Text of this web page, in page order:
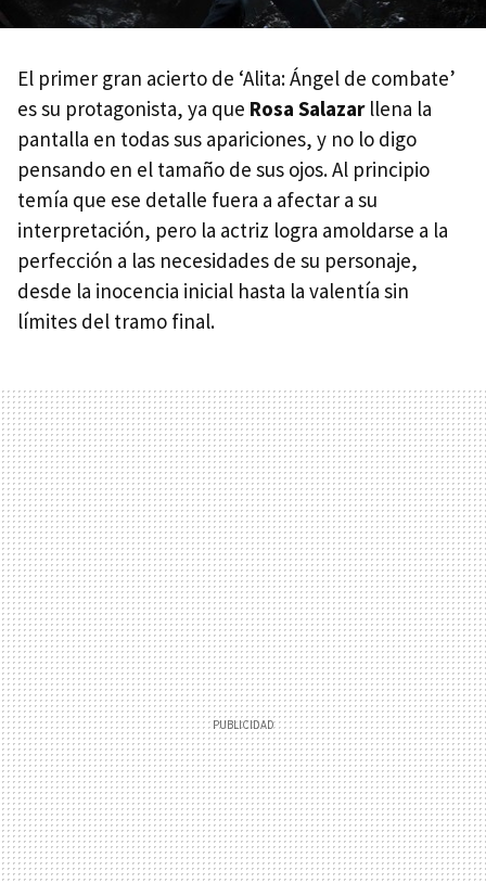
El primer gran acierto de ‘Alita: Ángel de combate’
es su protagonista, ya que Rosa Salazarllena la
pantalla en todas sus apariciones, y no lo digo
pensando en el tamaño de sus ojos. Al principio
temía que ese detalle fuera a afectar a su
interpretación, pero la actriz logra amoldarse a la
perfección a las necesidades de su personaje,
desde la inocencia inicial hasta la valentía sin
límites del tramo final.